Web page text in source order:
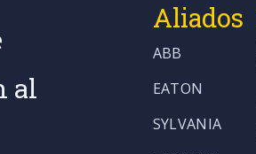
al
Aliados
ABB
EATON
SYLVANIA